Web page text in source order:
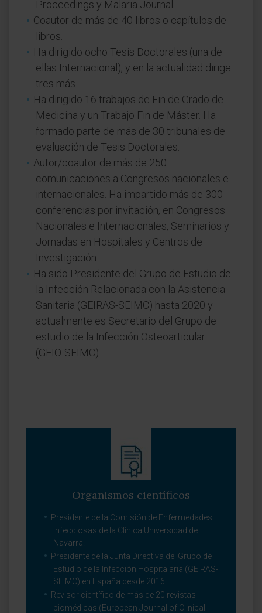
Proceedings y Malaria Journal.
Coautor de más de 40 libros o capítulos de
libros.
Ha dirigido ocho Tesis Doctorales (una de
ellas Internacional), y en la actualidad dirige
tres más.
Ha dirigido 16 trabajos de Fin de Grado de
Medicina y un Trabajo Fin de Máster. Ha
formado parte de más de 30 tribunales de
evaluación de Tesis Doctorales.
Autor/coautor de más de 250
comunicaciones a Congresos nacionales e
internacionales. Ha impartido más de 300
conferencias por invitación, en Congresos
Nacionales e Internacionales, Seminarios y
Jornadas en Hospitales y Centros de
Investigación.
Ha sido Presidente del Grupo de Estudio de
la Infección Relacionada con la Asistencia
Sanitaria (GEIRAS-SEIMC) hasta 2020 y
actualmente es Secretario del Grupo de
estudio de la Infección Osteoarticular
(GEIO-SEIMC).
Organismos científicos
Presidente de la Comisión de Enfermedades
Infecciosas de la Clínica Universidad de
Navarra.
Presidente de la Junta Directiva del Grupo de
Estudio de la Infección Hospitalaria (GEIRAS-
SEIMC) en España desde 2016.
Revisor científico de más de 20 revistas
biomédicas (European Journal of Clinical